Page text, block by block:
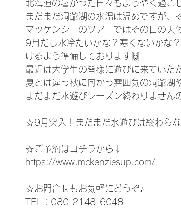
北海道の暑かった日々もようやく過ご
まだまだ洞爺湖の水温は温めですが、
マッケンジーのツアーではその日の天
9月だし水冷たいかな？寒くないかな
けるよう準備しております🙌
最近は大学生の皆様に遊びに来ていた
夏とは違う秋に向かう雰囲気の洞爺湖
まだまだ水遊びシーズン終わりません
☆9月突入！まだまだ水遊びは終わら
☆ご予約はコチラから↓
https://www.mckenziesup.com/
☆お問合せもお気軽にどうぞ♪
TEL：080-2148-6048